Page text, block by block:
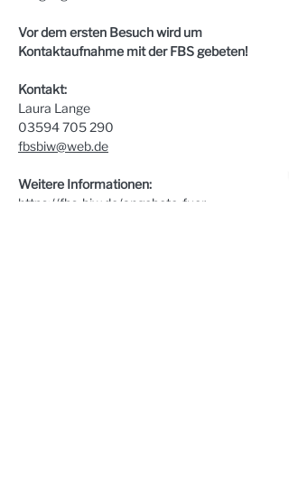
Vor dem ersten Besuch wird um
Kontaktaufnahme mit der FBS gebeten!
Kontakt:
Laura Lange
03594 705 290
fbsbiw@web.de
Weitere Informationen:
https://fbs-biw.de/angebote-fuer-